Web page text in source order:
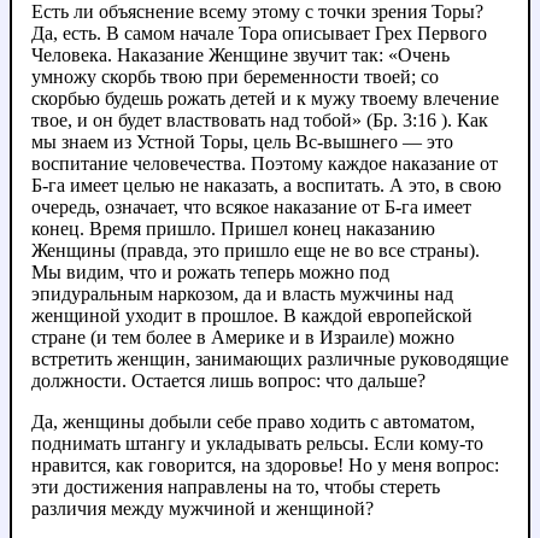
Есть ли объяснение всему этому с точки зрения Торы?
Да, есть. В самом начале Тора описывает Грех Первого
Человека. Наказание Женщине звучит так: «Очень
умножу скорбь твою при беременности твоей; со
скорбью будешь рожать детей и к мужу твоему влечение
твое, и он будет властвовать над тобой» (Бр. 3:16 ). Как
мы знаем из Устной Торы, цель Вс-вышнего — это
воспитание человечества. Поэтому каждое наказание от
Б-га имеет целью не наказать, а воспитать. А это, в свою
очередь, означает, что всякое наказание от Б-га имеет
конец. Время пришло. Пришел конец наказанию
Женщины (правда, это пришло еще не во все страны).
Мы видим, что и рожать теперь можно под
эпидуральным наркозом, да и власть мужчины над
женщиной уходит в прошлое. В каждой европейской
стране (и тем более в Америке и в Израиле) можно
встретить женщин, занимающих различные руководящие
должности. Остается лишь вопрос: что дальше?
Да, женщины добыли себе право ходить с автоматом,
поднимать штангу и укладывать рельсы. Если кому-то
нравится, как говорится, на здоровье! Но у меня вопрос:
эти достижения направлены на то, чтобы стереть
различия между мужчиной и женщиной?